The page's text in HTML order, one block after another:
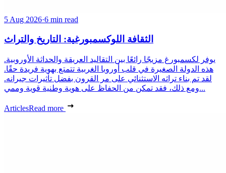
5 Aug 2026·6 min read
الثقافة اللوكسمبورغية: التاريخ والتراث
يوفر لكسمبورغ مزيجًا رائعًا بين التقاليد العريقة والحداثة الأوروبية.
هذه الدولة الصغيرة في قلب أوروبا الغربية تتمتع بهوية فريدة حقًا.
لقد تم بناء تراثه الاستثنائي على مر القرون بفضل تأثيرات جيرانه.
ومع ذلك، فقد تمكن من الحفاظ على هوية وطنية قوية وممي...
ArticlesRead more